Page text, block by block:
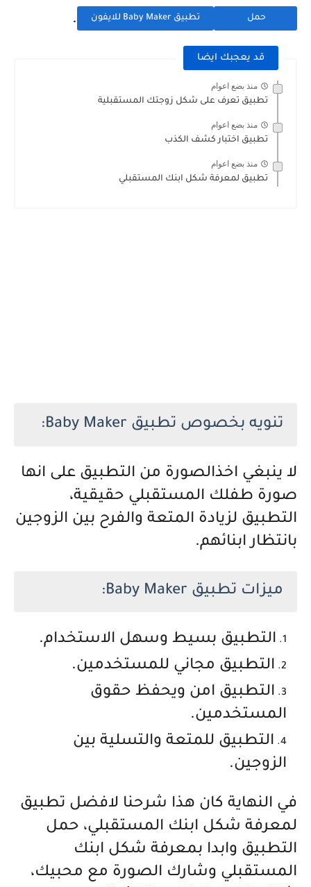
حمل تطبيق Baby Maker للايفون .
قد يعجبك ايضا
منذ بضع اعوام
تطبيق تعرف على شكل زوجتك المستقبلية
منذ بضع اعوام
تطبيق اختبار كشف الكذب
منذ بضع اعوام
تطبيق لمعرفة شكل ابنك المستقبلي
تنويه بخصوص تطبيق Baby Maker:
لا ينبغي اخذالصورة من التطبيق على انها
صورة طفلك المستقبلي حقيقية،
التطبيق لزيادة المتعة والفرح بين الزوجين
بانتظار ابنائهم.
ميزات تطبيق Baby Maker:
التطبيق بسيط وسهل الاستخدام.
التطبيق مجاني للمستخدمين.
التطبيق امن ويحفظ حقوق
المستخدمين.
التطبيق للمتعة والتسلية بين
الزوجين.
في النهاية كان هذا شرحنا لافضل تطبيق
لمعرفة شكل ابنك المستقبلي، حمل
التطبيق وابدا بمعرفة شكل ابنك
المستقبلي وشارك الصورة مع محبيك،